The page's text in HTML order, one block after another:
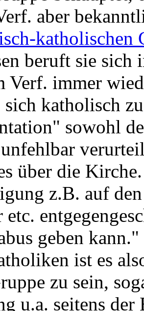
aber
katholischen
beruft sie sich
Verf. immer
katholisch
sowohl
über die
z.B. auf
etc.
geben kann."
ist es
zu sein,
u.a. seitens der